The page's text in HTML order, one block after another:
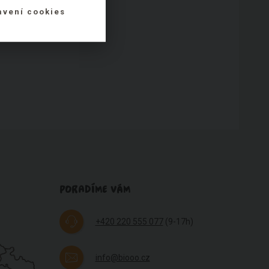
PORADÍME VÁM
+420 220 555 077(9-17h)
info@biooo.cz
cookies